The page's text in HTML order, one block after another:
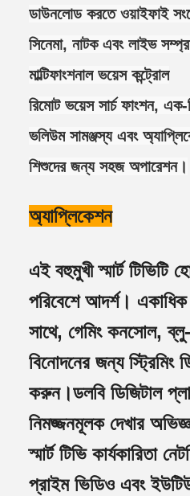
ডাউনলোড করতে ওয়াইফাই
সিনেমা, নাটক এবং লাইভ
মাল্টিফাংশনাল ভয়েস কন্ট্রোল
রিমোট ভয়েস সার্চ ফাংশন,
ভলিউম সামঞ্জস্য এবং
শিশুদের জন্য সহজ অপারেশন।
অ্যাপ্লিকেশন
এই বহুমুখী স্মার্ট
পরিবেশে আদর্শ।
সাথে, গেমিং কনসোল,
বিনোদনের জন্য স্ট্রিমিং
করুন।ডলবি ডিজিটাল
নিমজ্জনমূলক দেখার
স্মার্ট টিভি কার্যকারিতা
প্রাইম ভিডিও এবং